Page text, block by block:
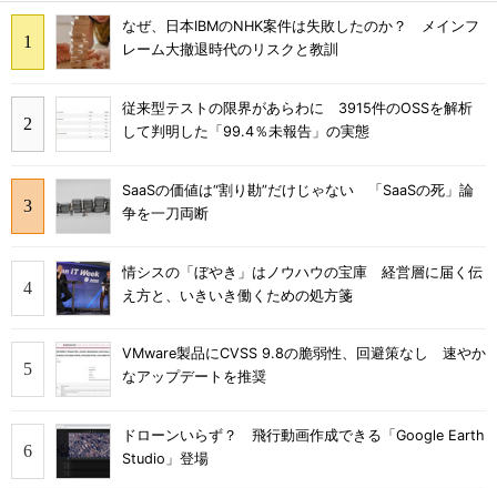
なぜ、日本IBMのNHK案件は失敗したのか？ メインフ
レーム大撤退時代のリスクと教訓
従来型テストの限界があらわに 3915件のOSSを解析
して判明した「99.4％未報告」の実態
SaaSの価値は“割り勘”だけじゃない 「SaaSの死」論
争を一刀両断
情シスの「ぼやき」はノウハウの宝庫 経営層に届く伝
え方と、いきいき働くための処方箋
VMware製品にCVSS 9.8の脆弱性、回避策なし 速やか
なアップデートを推奨
ドローンいらず？ 飛行動画作成できる「Google Earth
Studio」登場